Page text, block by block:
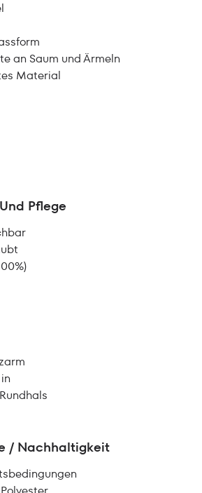
an Saum und Ärmeln
Material
Pflege
/ Nachhaltigkeit